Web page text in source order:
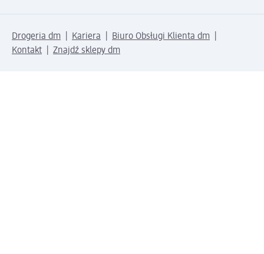
Drogeria dm Kariera
Biuro Obsługi Klienta dm
Kontakt
Znajdź sklepy dm